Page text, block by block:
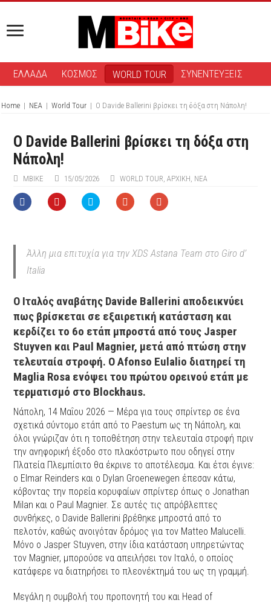
ΕΛΛΑΔΑ ΚΟΣΜΟΣ WORLD TOUR ΣΥΝΕΝΤΕΥΞΕΙΣ
Home | ΝΕΑ | World Tour | O Davide Ballerini βρίσκει τη δόξα στη Νάπολη!
O Davide Ballerini βρίσκει τη δόξα στη
Νάπολη!
ΜΒIKE 15/05/2026 WORLD TOUR ,ΑΡΧΙΚΉ ΝΕΑ
Άλλη μια επιτυχία για την XDS Astana Team στο Giro d’
Italia
Ο Ιταλός αναβάτης Davide Ballerini αποδεικνύει
πως βρίσκεται σε εξαιρετική κατάσταση και
κερδίζει το 6ο ετάπ μπροστά από τους Jasper
Stuyven και Paul Magnier, μετά από πτώση στην
τελευταία στροφή. Ο Afonso Eulalio διατηρεί τη
Maglia Rosa ενόψει του πρώτου ορεινού ετάπ με
τερματισμό στο Blockhaus.
Νάπολη, 14 Μαΐου 2026 — Μέρα για τους σπρίντερ σε ένα
σχετικά σύντομο ετάπ από το Paestum ως τη Νάπολη, και
όλοι γνώριζαν ότι η τοποθέτηση στην τελευταία στροφή πριν
την ανηφορική έξοδο στο πλακόστρωτο που οδηγεί στην
Πλατεία Πλεμπίσιτο θα έκρινε το αποτέλεσμα. Και έτσι έγινε:
ο Elmar Reinders και ο Dylan Groenewegen έπεσαν κάτω,
κόβοντας την πορεία κορυφαίων σπρίντερ όπως ο Jonathan
Milan και ο Paul Magnier. Σε αυτές τις απρόβλεπτες
συνθήκες, ο Davide Ballerini βρέθηκε μπροστά από το
πελοτόν, καθώς ανοιγόταν δρόμος για τον Matteo Malucelli.
Μόνο ο Jasper Stuyven, στην ίδια κατάσταση υπηρετώντας
τον Magnier, μπορούσε να απειλήσει τον Ιταλό, ο οποίος
κατάφερε να διατηρήσει το πλεονέκτημά του ως τη γραμμή.
Μεγάλη η συμβολή του προπονητή του και Head of